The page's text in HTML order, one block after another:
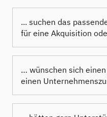
... suchen das
für eine Akquisition
… wünschen sich
einen